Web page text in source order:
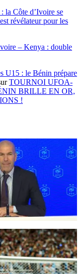
la Côte d’Ivoire se
révélateur pour les
– Kenya : double
U15 : le Bénin prépare
TOURNOI UFOA-
BRILLE EN OR,
!